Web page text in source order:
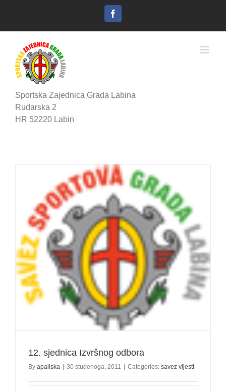
Facebook
Sportska Zajednica Grada Labina
Rudarska 2
HR 52220 Labin
12. sjednica Izvršnog odbora
By apaliska 30 studenoga, 2011 Categories: savez vijesti